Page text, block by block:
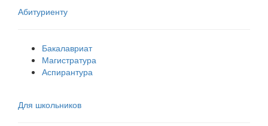
Абитуриенту
Бакалавриат
Магистратура
Аспирантура
Для школьников